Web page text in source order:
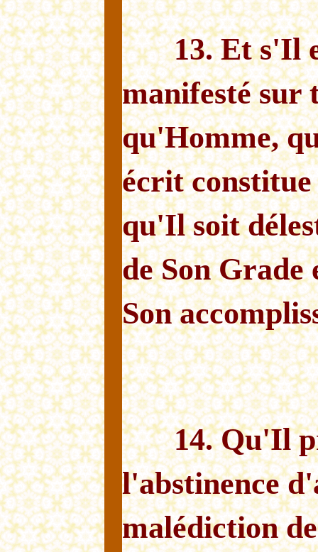
13. Et s'Il
manifesté sur
qu'Homme,
écrit
qu'Il soit
de Son Grade
Son
14. Qu'Il
l'abstinence
malédiction